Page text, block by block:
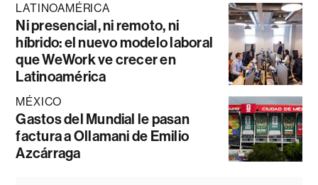
LATINOAMÉRICA
Ni presencial, ni remoto, ni
híbrido: el nuevo modelo laboral
que WeWork ve crecer en
Latinoamérica
MÉXICO
Gastos del Mundial le pasan
factura a Ollamani de Emilio
Azcárraga